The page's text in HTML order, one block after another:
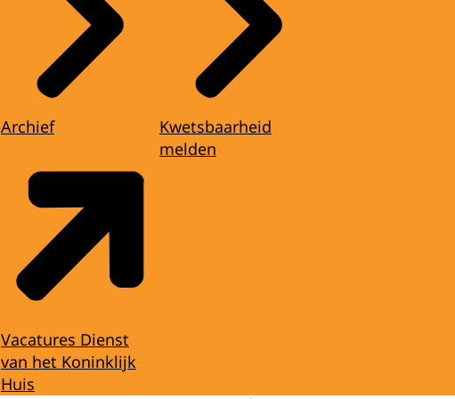
Archief
Vacatures Dienst
van het Koninklijk
Huis
Kwetsbaarheid
melden